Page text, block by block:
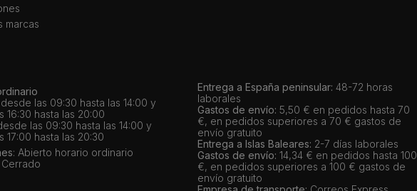
marcas
las 09:30 hasta las 14:00 y
16:30 hasta las 20:00
las 09:30 hasta las 14:00 y
17:00 hasta las 20:30
: Abierto horario ordinario
Cerrado
Entrega a España peninsular: 48-72 horas
laborales
Gastos de envío: 5,50 € en pedidos hasta 70
€, en pedidos superiores a 70 € gastos de
envío gratuito
Entrega a Islas Baleares: 2-7 días laborales
Gastos de envío: 14,34 € en pedidos hasta 100
€, en pedidos superiores a 100 € gastos de
envío gratuito